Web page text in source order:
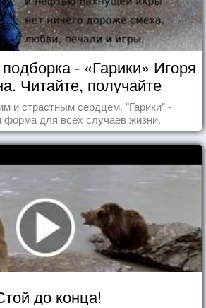
- «Гарики» Игоря
Читайте, получайте
и страстным сердцем. "Гарики" -
для всех случаев жизни.
до конца!